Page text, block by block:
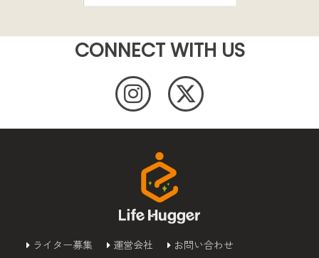
CONNECT WITH US
ライター募集 運営会社
お問い合わせ